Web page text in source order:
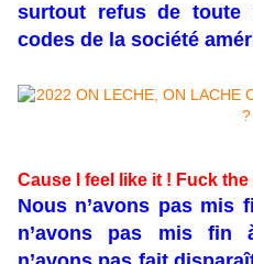
surtout refus de toute
codes de la société
Cause I feel like it ! Fuck
Nous n’avons pas mis
n’avons pas mis fin